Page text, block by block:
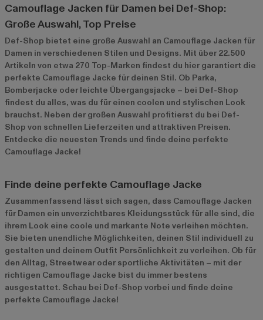
Camouflage Jacken für Damen bei Def-Shop:
Große Auswahl, Top Preise
Def-Shop bietet eine große Auswahl an Camouflage Jacken für
Damen in verschiedenen Stilen und Designs. Mit über 22.500
Artikeln von etwa 270 Top-Marken findest du hier garantiert die
perfekte Camouflage Jacke für deinen Stil. Ob Parka,
Bomberjacke oder leichte Übergangsjacke – bei Def-Shop
findest du alles, was du für einen coolen und stylischen Look
brauchst. Neben der großen Auswahl profitierst du bei Def-
Shop von schnellen Lieferzeiten und attraktiven Preisen.
Entdecke die neuesten Trends und finde deine perfekte
Camouflage Jacke!
Finde deine perfekte Camouflage Jacke
Zusammenfassend lässt sich sagen, dass Camouflage Jacken
für Damen ein unverzichtbares Kleidungsstück für alle sind, die
ihrem Look eine coole und markante Note verleihen möchten.
Sie bieten unendliche Möglichkeiten, deinen Stil individuell zu
gestalten und deinem Outfit Persönlichkeit zu verleihen. Ob für
den Alltag, Streetwear oder sportliche Aktivitäten – mit der
richtigen Camouflage Jacke bist du immer bestens
ausgestattet. Schau bei Def-Shop vorbei und finde deine
perfekte Camouflage Jacke!